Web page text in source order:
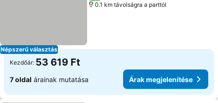
Népszerű választás
0.1 km távolságra a parttól
Kezdőár: 53 619 Ft
7 oldal árainak mutatása Árak megjelenítése